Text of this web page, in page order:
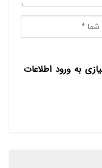
گفته و ضمن
توسط فرزندان
به ورود اطلاعات